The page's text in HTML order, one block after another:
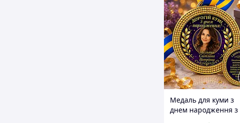
Медаль для куми з
днем народження з